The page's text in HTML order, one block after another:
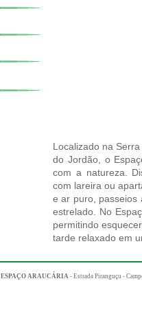
Localizado na
do Jordão, o
com a natureza.
com lareira ou
e ar puro, passeios
estrelado. No
permitindo
tarde relaxado em
ESPAÇO ARAUCÁRIA - Estrada Piranguçu -